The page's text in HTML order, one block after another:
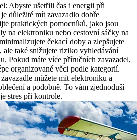
Abyste ušetřili čas i energii při
důležité mít zavazadlo dobře
praktických pomocníků, jako jsou
na elektroniku nebo cestovní sáčky na
čekací doby a zlepšujete
ale také snižujete riziko vyhledávání
Pokud máte více příručních zavazadel,
organizované věci podle kategorií.
můžete mít elektroniku a
a podobně. To vám zjednoduší
stres při kontrole.